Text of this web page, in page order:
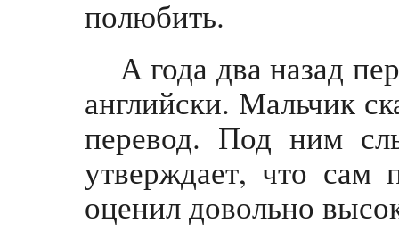
полюбить.
А года два назад
английски. Мальчик
перевод. Под ним
утверждает, что
оценил довольно